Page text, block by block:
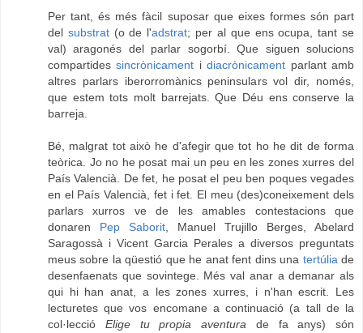
Per tant, és més fàcil suposar que eixes formes són part
del substrat (o de l'adstrat; per al que ens ocupa, tant se
val) aragonés del parlar sogorbí. Que siguen solucions
compartidessincrònicament idiacrònicament parlant amb
altres parlars iberorromànics peninsulars vol dir, només,
que estem tots molt barrejats. Que Déu ens conserve la
barreja.
Bé, malgrat tot això he d'afegir que tot ho he dit de forma
teòrica. Jo no he posat mai un peu en les zones xurres del
País Valencià. De fet, he posat el peu ben poques vegades
en el País Valencià, fet i fet. El meu (des)coneixement dels
parlars xurros ve de les amables contestacions que
donaren Pep Saborit, Manuel Trujillo Berges, Abelard
Saragossà i Vicent Garcia Perales a diversos preguntats
meus sobre la qüestió que he anat fent dins una tertúliade
desenfaenats que sovintege. Més val anar a demanar als
qui hi han anat, a les zones xurres, i n'han escrit. Les
lecturetes que vos encomane a continuació (a tall de la
col·lecció Elige tu propia aventura de fa anys) són